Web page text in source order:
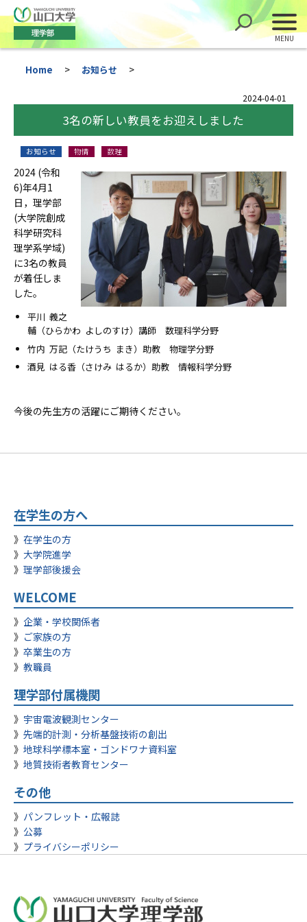
理学部
Home > お知らせ >
2024-04-01
3名の新しい教員をお迎えしました
お知らせ 物情 数理
2024 (令和
6)年4月1
日，理学部
(大学院創成
科学研究科
理学系学域)
に3名の教員
が着任しま
した。
平川 義之
輔（ひらかわ よしのすけ）講師 数理科学分野
竹内 万記（たけうち まき）助教 物理学分野
酒見 はる香（さけみ はるか）助教 情報科学分野
今後の先生方の活躍にご期待ください。
在学生の方へ
在学生の方
大学院進学
理学部後援会
WELCOME
企業・学校関係者
ご家族の方
卒業生の方
教職員
理学部付属機関
宇宙電波観測センター
先端的計測・分析基盤技術の創出
地球科学標本室・ゴンドワナ資料室
地質技術者教育センター
その他
パンフレット・広報誌
公募
プライバシーポリシー